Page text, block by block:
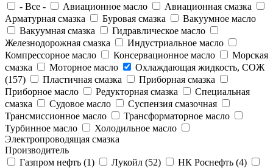
- Все -
Авиационное масло
Авиационная смазка
Арматурная смазка
Буровая смазка
Вакуумное масло
Вакуумная смазка
Гидравлическое масло
Железнодорожная смазка
Индустриальное масло
Компрессорное масло
Консервационное масло
Морская
смазка
Моторное масло
Охлаждающая жидкость, СОЖ
(157)
Пластичная смазка
Приборная смазка
Приборное масло
Редукторная смазка
Специальная
смазка
Судовое масло
Суспензия смазочная
Трансмиссионное масло
Трансформаторное масло
Турбинное масло
Холодильное масло
Электропроводящая смазка
Производитель
Газпром нефть (1)
Лукойл (52)
НК Роснефть (4)